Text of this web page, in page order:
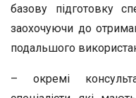
базову підготовку
заохочуючи до
подальшого
– окремі